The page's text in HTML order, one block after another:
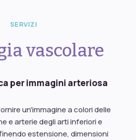
SERVIZI
vascolare
per immagini arteriosa
un'immagine a colori delle
e arterie degli arti inferiori e
estensione, dimensioni